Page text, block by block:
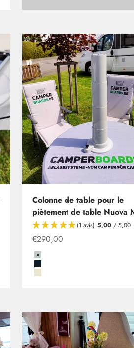
Colonne de table pour le
piètement de table Nuova
(1 avis) 5,00/ 5,00
Offre à partir de
€290,00
Grau
Schwarz
Beige